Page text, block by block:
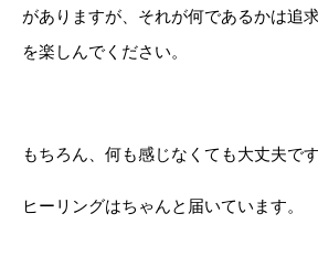
がありますが、それが何であるかは追
を楽しんでください。
もちろん、何も感じなくても大丈夫です
ヒーリングはちゃんと届いています。